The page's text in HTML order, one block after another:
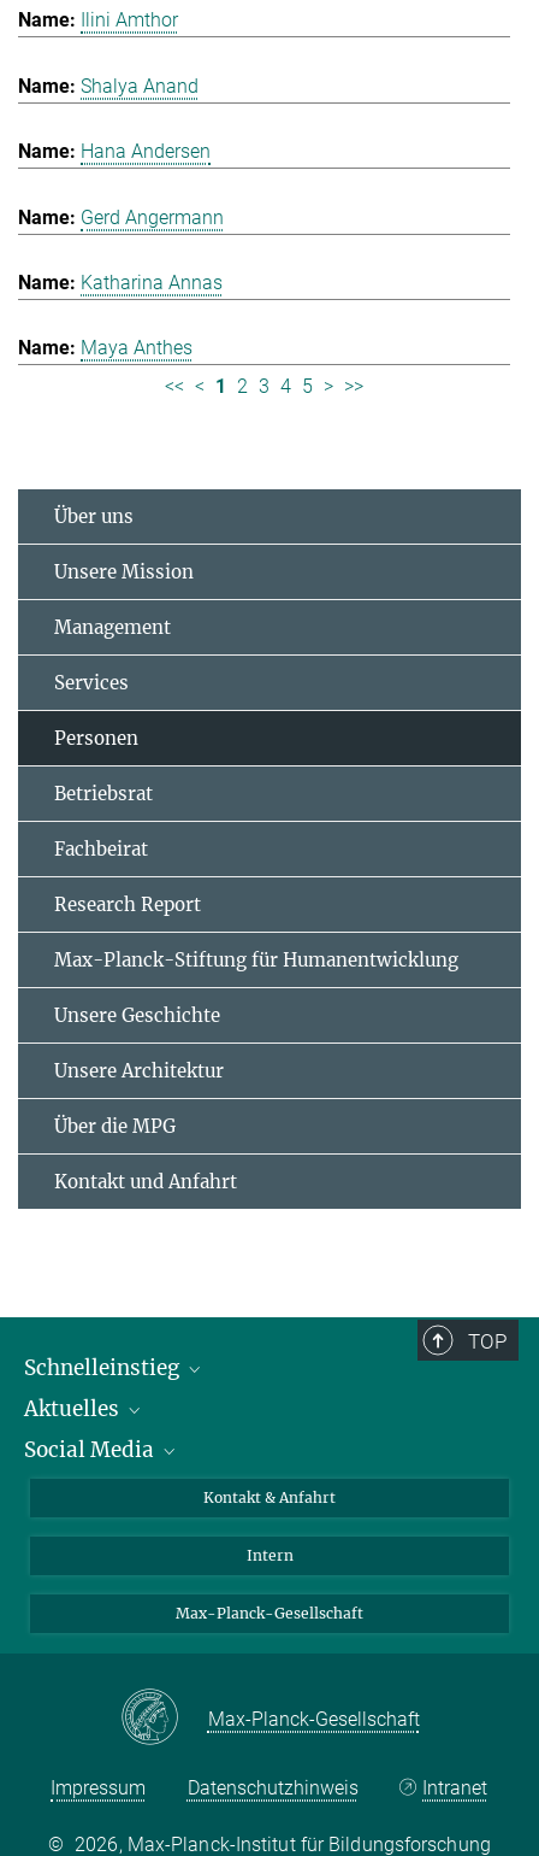
Ilini Amthor
Shalya Anand
Hana Andersen
Gerd Angermann
Katharina Annas
Maya Anthes
<< < 1 2 3 4 5 > >>
Über uns
Unsere Mission
Management
Services
Personen
Betriebsrat
Fachbeirat
Research Report
Max-Planck-Stiftung für Humanentwicklung
Unsere Geschichte
Unsere Architektur
Über die MPG
Kontakt und Anfahrt
TOP
Schnelleinstieg
Personen
Pressebereich
Aktuelles
Stellenangebote
Social Media
X
LinkedIn
Kontakt & Anfahrt
Intern
Max-Planck-Gesellschaft
Max-Planck-Gesellschaft
Impressum Datenschutzhinweis Intranet
© 2026, Max-Planck-Institut für Bildungsforschung